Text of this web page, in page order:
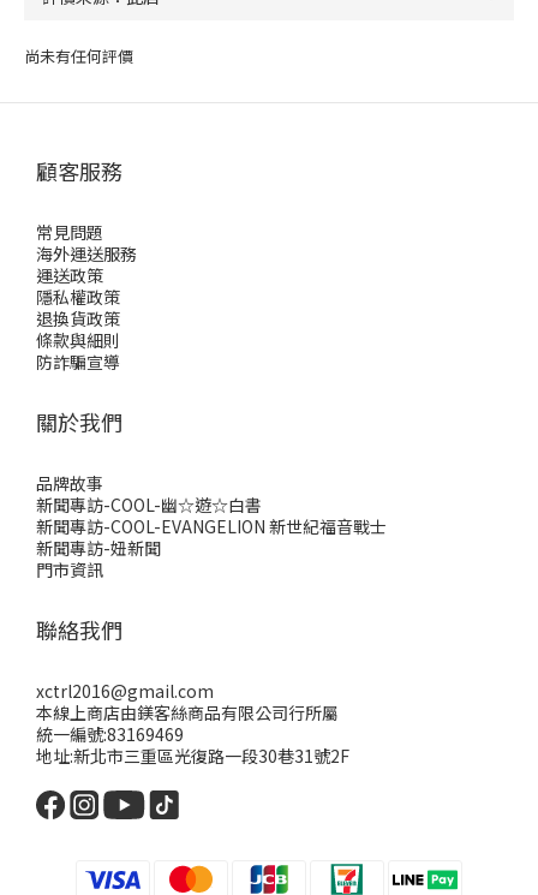
尚未有任何評價
顧客服務
常見問題
海外運送服務
運送政策
隱私權政策
退換貨政策
條款與細則
防詐騙宣導
關於我們
品牌故事
新聞專訪-COOL-幽☆遊☆白書
新聞專訪-COOL-EVANGELION 新世紀福音戰士
新聞專訪-妞新聞
門市資訊
聯絡我們
xctrl2016@gmail.com
本線上商店由鎂客絲商品有限公司行所屬
統一編號:83169469
地址:新北市三重區光復路一段30巷31號2F